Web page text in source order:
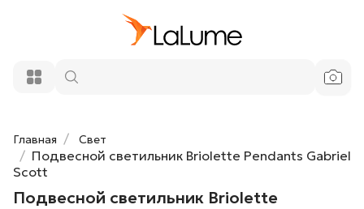
Главная Свет
Подвесной светильник Briolette Pendants Gabriel
Scott
Подвесной светильник Briolette
Pendants Gabriel Scott designed by
Gabriel Scott от LaLume